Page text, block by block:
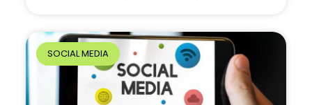
SOCIAL MEDIA